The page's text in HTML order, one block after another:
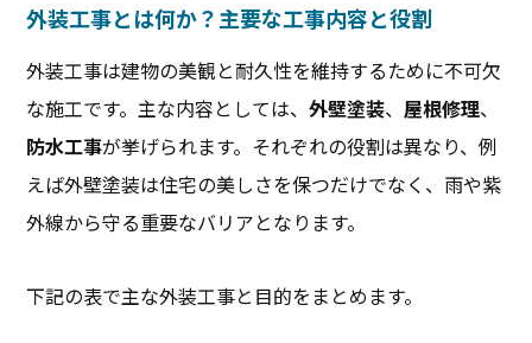
外装工事とは何か？主要な工事内容と役割
外装工事は建物の美観と耐久性を維持するために不可欠
な施工です。主な内容としては、外壁塗装、 屋根修理、
防水工事が挙げられます。それぞれの役割は異なり、例
えば外壁塗装は住宅の美しさを保つだけでなく、雨や紫
外線から守る重要なバリアとなります。
下記の表で主な外装工事と目的をまとめます。